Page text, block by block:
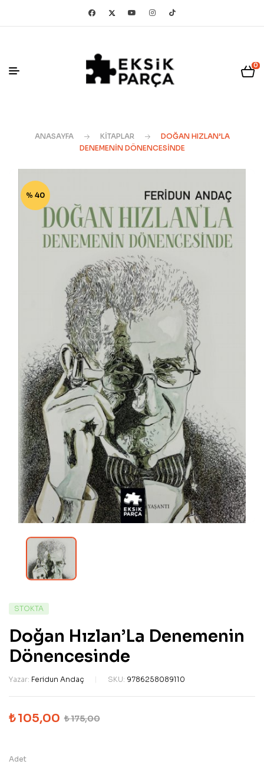
0
ANASAYFA KITAPLAR
DOĞAN HIZLAN’LA
DENEMENIN DÖNENCESINDE
% 40
STOKTA
Doğan Hızlan’La Denemenin
Dönencesinde
Yazar: Feridun Andaç SKU: 9786258089110
₺175,00
₺105,00
Adet